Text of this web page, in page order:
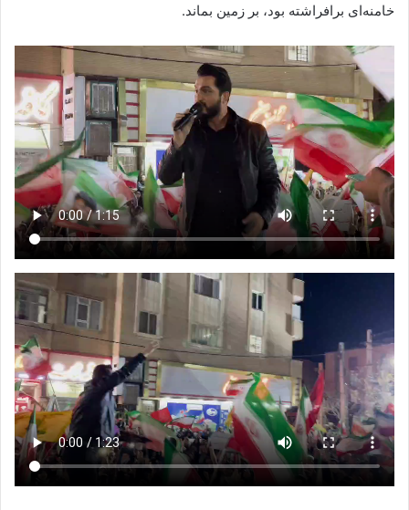
خامنه‌ای برافراشته بود، بر زمین بماند.